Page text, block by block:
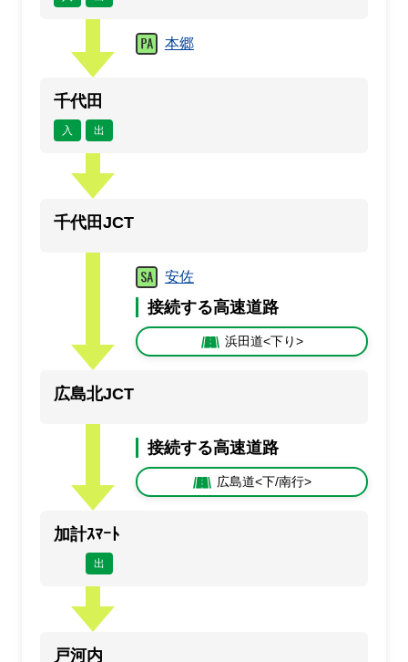
本郷
千代田
入 出
千代田JCT
安佐
接続する高速道路
浜田道<下り>
広島北JCT
接続する高速道路
広島道<下/南行>
加計ｽﾏｰﾄ
出
戸河内